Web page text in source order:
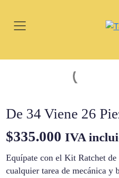
De 34 Viene 26
$335.000 IVA
Equípate con el Kit Ratchet de
cualquier tarea de mecánica y